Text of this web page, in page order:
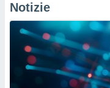
Notizie